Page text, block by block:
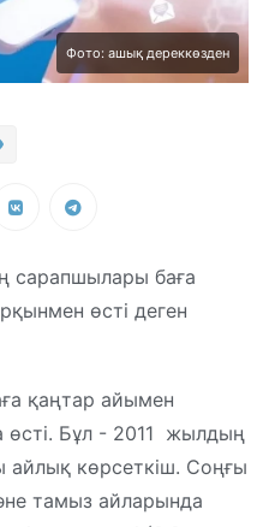
Фото: ашық дереккөзден
сарапшылары баға
өсті деген
қаңтар айымен
өсті. Бұл - 2011 жылдың
айлық көрсеткіш. Соңғы
тамыз айларында